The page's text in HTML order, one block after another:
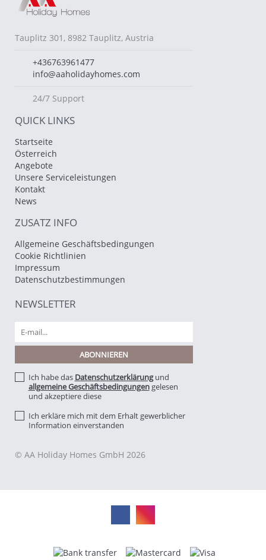
Tauplitz 301, 8982 Tauplitz, Austria
+436763961477
info@aaholidayhomes.com
24/7 Support
QUICK LINKS
Startseite
Österreich
Angebote
Unsere Serviceleistungen
Kontakt
News
ZUSATZ INFO
Allgemeine Geschäftsbedingungen
Cookie Richtlinien
Impressum
Datenschutzbestimmungen
NEWSLETTER
Ich habe das Datenschutzerklärungund
allgemeine Geschäftsbedingungengelesen
und akzeptiere diese
Ich erkläre mich mit dem Erhalt gewerblicher
Information einverstanden
© AA Holiday Homes GmbH 2026